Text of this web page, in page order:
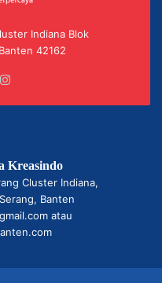
Indiana Blok
42162
YouTube
Kreasindo
Cluster Indiana,
Banten
atau